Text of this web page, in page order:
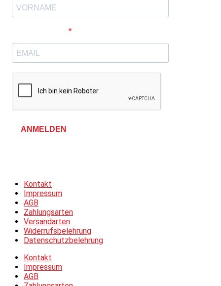
ANMELDEN
Kontakt
Impressum
AGB
Zahlungsarten
Versandarten
Widerrufsbelehrung
Datenschutzbelehrung
Kontakt
Impressum
AGB